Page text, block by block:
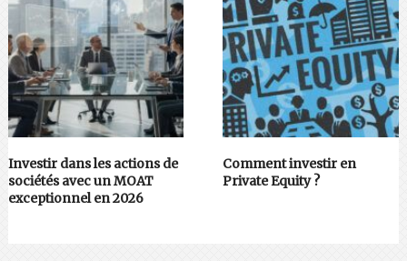
Investir dans les actions de
sociétés avec un MOAT
exceptionnel en 2026
Comment investir en
Private Equity ?